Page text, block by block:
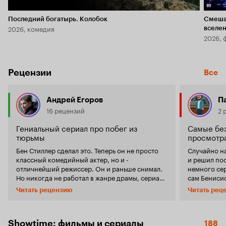
Последний богатырь. Колобок
2026, комедия
2026,
Рецензии Все
Андрей Егоров
16 рецензий
Гениальный сериал про побег из
тюрьмы
Бен Стиллер сделал это. Теперь он не просто
классный комедийный актер, но и -
отличнейший режиссер. Он и раньше снимал.
Но никогда не работал в жанре драмы, сериала
и не получал столько премий и номинаций, как
за сериал 'Побег из тюрьмы Даннамора',
понимает в кино, да еще и главная героиня
Читать рецензию
2
Самые
Случайно
и решил
немного
сам
вводные и
проблема
ничего
Читать
Showtime: фильмы и сериалы 188